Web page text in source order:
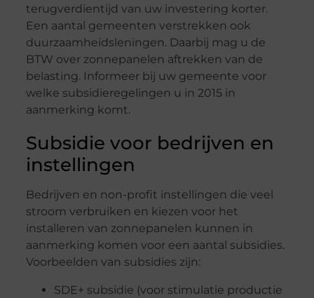
terugverdientijd van uw investering korter.
Een aantal gemeenten verstrekken ook
duurzaamheidsleningen. Daarbij mag u de
BTW over zonnepanelen aftrekken van de
belasting. Informeer bij uw gemeente voor
welke subsidieregelingen u in 2015 in
aanmerking komt.
Subsidie voor bedrijven en
instellingen
Bedrijven en non-profit instellingen die veel
stroom verbruiken en kiezen voor het
installeren van zonnepanelen kunnen in
aanmerking komen voor een aantal subsidies.
Voorbeelden van subsidies zijn:
SDE+ subsidie (voor stimulatie productie